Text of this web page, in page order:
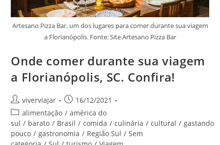
Artesano Pizza Bar, um dos lugares para comer durante sua viagem
a Florianópolis. Fonte: Site Artesano Pizza Bar
Onde comer durante sua viagem
a Florianópolis, SC. Confira!
Autor
do
post:
viverviajar
Post
publicado:
16/12/2021
Categoria
do
post:
alimentação / américa do
sul / barato / Brasil / comida / culinária / cultural / gastando
pouco / gastronomia / Região Sul / Sem